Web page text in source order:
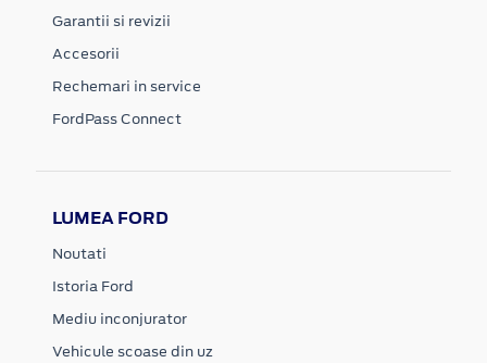
Garantii si revizii
Accesorii
Rechemari in service
FordPass Connect
LUMEA FORD
Noutati
Istoria Ford
Mediu inconjurator
Vehicule scoase din uz